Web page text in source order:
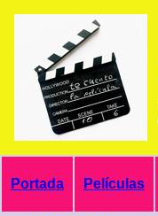
Portada Películas